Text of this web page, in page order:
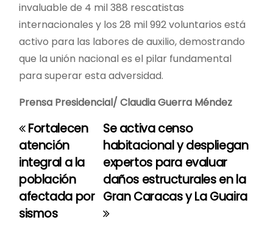
invaluable de 4 mil 388 rescatistas
internacionales y los 28 mil 992 voluntarios está
activo para las labores de auxilio, demostrando
que la unión nacional es el pilar fundamental
para superar esta adversidad.
Prensa Presidencial/ Claudia Guerra Méndez
N
a
v
e
Se activa censo
habitacional y despliegan
expertos para evaluar
daños estructurales en la
Gran Caracas y La Guaira
Fortalecen
atención
integral a la
población
afectada por
sismos